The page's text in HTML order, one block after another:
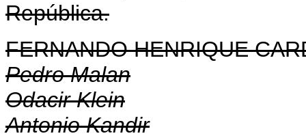
República.
FERNANDO HENRIQUE
Pedro Malan
Odacir Klein
Antonio Kandir